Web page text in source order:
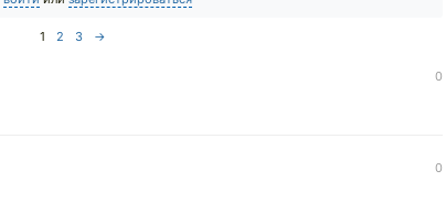
1 2 3 →
0
0